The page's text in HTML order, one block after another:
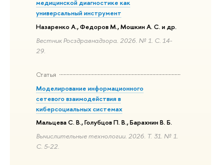
медицинской диагностике как
универсальный инструмент
Назаренко А., Федоров М., Мошкин А. С. и др.
Вестник Росздравнадзора. 2026. № 1. С. 14-
29.
Статья
Моделирование информационного
сетевого взаимодействия в
киберсоциальных системах
Мальцева С. В., Голубцов П. В., Барахнин В. Б.
Вычислительные технологии. 2026. Т. 31. № 1.
С. 5-22.